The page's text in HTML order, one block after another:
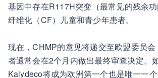
基因中存在R117H突变（最常见的残余
纤维化（CF）儿童和青少年患者。
现在，CHMP的意见将递交至欧盟委员
者通常会在2个月内做出最终审查决定。
Kalydeco将成为欧洲第一个也是唯一一